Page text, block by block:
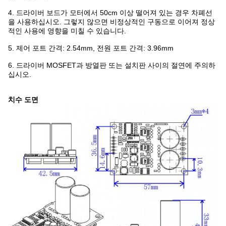
4. 드라이버 보드가 모터에서 50cm 이상 떨어져 있는 경우 차폐선
을 사용하십시오. 그렇지 않으면 비정상적인 구동으로 이어져 정상
적인 사용에 영향을 미칠 수 있습니다.
5. 제어 포트 간격: 2.54mm, 전원 포트 간격: 3.96mm
6. 드라이버 MOSFET과 방열판 또는 설치판 사이의 절연에 주의하
십시오.
치수 도면